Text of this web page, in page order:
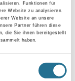
Funktionen für
Website zu analysieren.
Website an unsere
Partner führen diese
die Sie ihnen bereitgestellt
haben.